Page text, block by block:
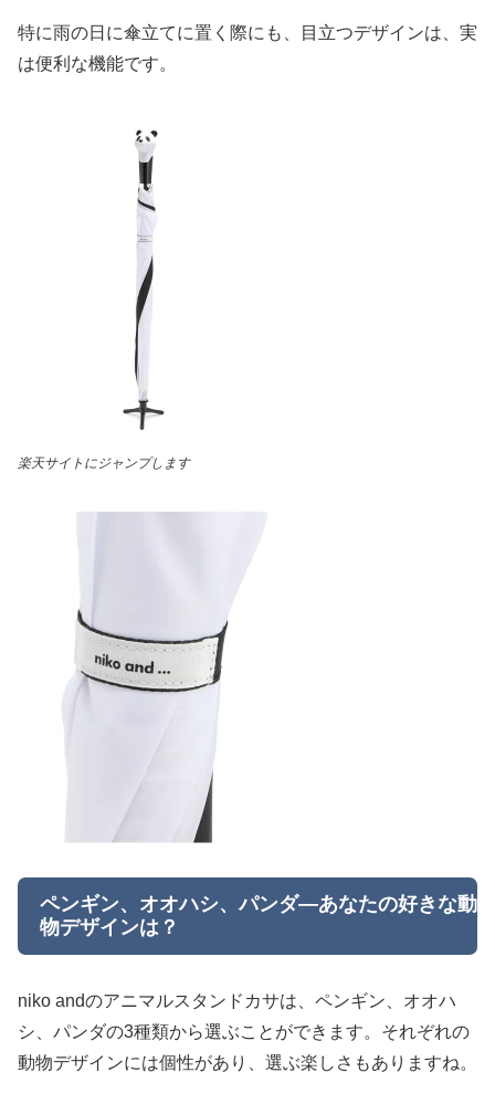
特に雨の日に傘立てに置く際にも、目立つデザインは、実
は便利な機能です。
楽天サイトにジャンプします
ペンギン、オオハシ、パンダ—あなたの好きな動
物デザインは？
niko andのアニマルスタンドカサは、ペンギン、オオハ
シ、パンダの3種類から選ぶことができます。それぞれの
動物デザインには個性があり、選ぶ楽しさもありますね。